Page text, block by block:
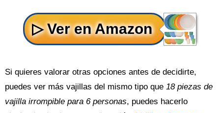
Si quieres valorar otras opciones antes de decidirte,
puedes ver más vajillas del mismo tipo que 18 piezas de
vajilla irrompible para 6 personas, puedes hacerlo